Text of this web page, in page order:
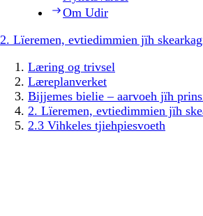
Om Udir
2. Lïeremen, evtiedimmien jïh
Læring og trivsel
Læreplanverket
Bijjemes bielie – aarvoeh jïh
2. Lïeremen, evtiedimmien jïh
2.3 Vihkeles tjiehpiesvoeth